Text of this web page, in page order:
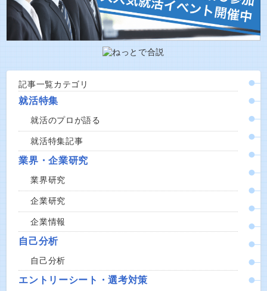
記事一覧カテゴリ
就活特集
就活のプロが語る
就活特集記事
業界・企業研究
業界研究
企業研究
企業情報
自己分析
自己分析
エントリーシート・選考対策